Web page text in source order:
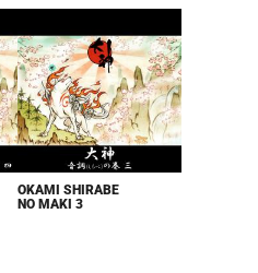
OKAMI SHIRABE
NO MAKI 3